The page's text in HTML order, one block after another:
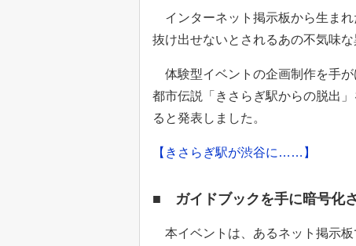
インターネット掲示板から生まれ
抜け出せないとされるあの不気味
体験型イベントの企画制作を手
都市伝説「きさらぎ駅からの脱出
ると発表しました。
【きさらぎ駅が渋谷に……】
■ ガイドブックを手に暗号化
本イベントは、あるネット掲示板